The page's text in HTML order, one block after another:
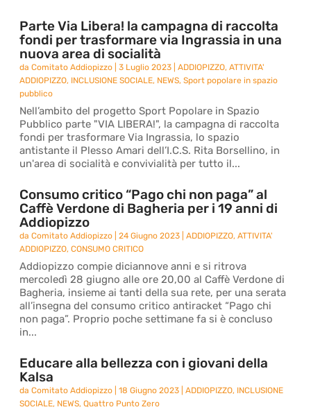
Parte Via Libera! la campagna di raccolta
fondi per trasformare via Ingrassia in una
nuova area di socialità
daComitato Addiopizzo |3 Luglio 2023 |ADDIOPIZZO,ATTIVITA'
ADDIOPIZZO, INCLUSIONE SOCIALE, NEWS,Sport popolare in spazio
pubblico
Nell’ambito del progetto Sport Popolare in Spazio
Pubblico parte "VIA LIBERA!", la campagna di raccolta
fondi per trasformare Via Ingrassia, lo spazio
antistante il Plesso Amari dell’I.C.S. Rita Borsellino, in
un'area di socialità e convivialità per tutto il...
Consumo critico “Pago chi non paga” al
Caffè Verdone di Bagheria per i 19 anni di
Addiopizzo
daComitato Addiopizzo |24 Giugno 2023 |ADDIOPIZZO,ATTIVITA'
ADDIOPIZZO,CONSUMO CRITICO
Addiopizzo compie diciannove anni e si ritrova
mercoledì 28 giugno alle ore 20,00 al Caffè Verdone di
Bagheria, insieme ai tanti della sua rete, per una serata
all’insegna del consumo critico antiracket “Pago chi
non paga”. Proprio poche settimane fa si è concluso
in...
Educare alla bellezza con i giovani della
Kalsa
daComitato Addiopizzo |18 Giugno 2023 |ADDIOPIZZO, INCLUSIONE
SOCIALE, NEWS,Quattro Punto Zero